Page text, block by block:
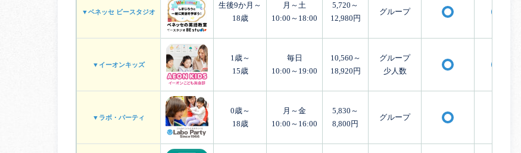
▼ベネッセ ビースタジオ
生後9か月～
18歳
月～土
10:00～18:00
5,720～
12,980円
グループ
▼イーオンキッズ
1歳～
15歳
毎日
10:00～19:00
10,560～
18,920円
グループ
少人数
▼ラボ・パーティ
0歳～
18歳
月～金
10:00～16:00
5,830～
8,800円
グループ